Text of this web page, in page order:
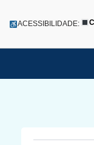
para
ACESSIBILIDADE: